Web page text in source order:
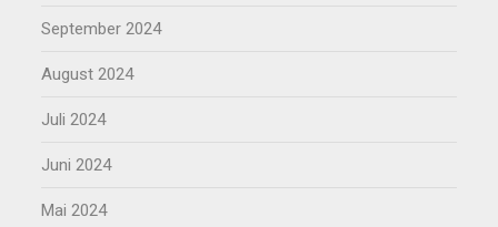
September 2024
August 2024
Juli 2024
Juni 2024
Mai 2024